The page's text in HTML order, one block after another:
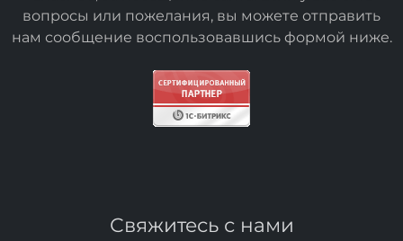
Спасибо, за посещение сайта. Если у вас есть
вопросы или пожелания, вы можете отправить
нам сообщение воспользовавшись формой